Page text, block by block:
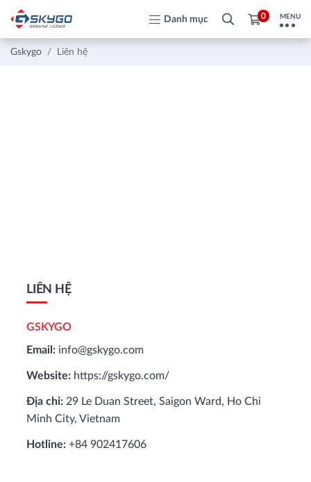
Danh mục 0 MENU
Gskygo Liên hệ
LIÊN HỆ
GSKYGO
Email: info@gskygo.com
Website: https://gskygo.com/
Địa chỉ: 29 Le Duan Street, Saigon Ward, Ho Chi
Minh City, Vietnam
Hotline: +84 902417606